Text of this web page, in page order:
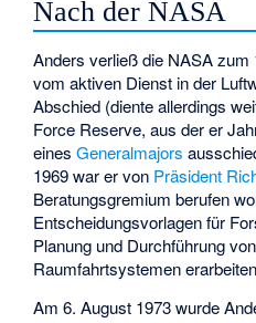
Nach der NASA
Anders verließ die NASA zum
vom aktiven Dienst in der
Abschied (diente allerdings
Force Reserve, aus der er
einesGeneralmajors
1969 war er von Präsident
Beratungsgremium berufen
Entscheidungsvorlagen für
Planung und Durchführung
Raumfahrtsystemen
Am 6. August 1973 wurde